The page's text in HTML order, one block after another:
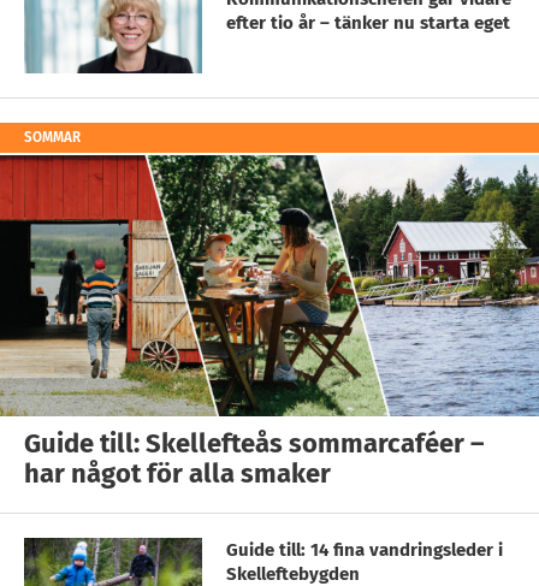
efter tio år – tänker nu starta eget
SOMMAR
Guide till: Skellefteås sommarcaféer –
har något för alla smaker
Guide till: 14 fina vandringsleder i
Skelleftebygden